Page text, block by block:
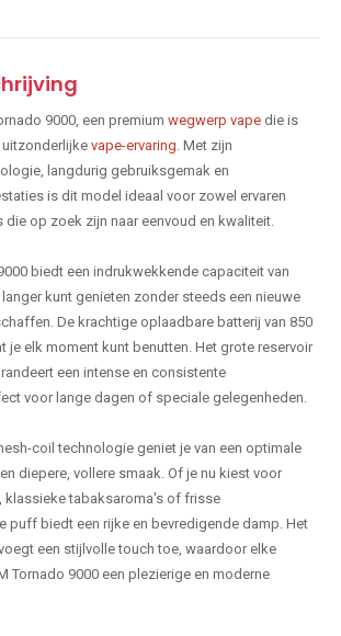
9000, een premium wegwerp vape die is
vape-ervaring . Met zijn
langdurig gebruiksgemak en
is dit model ideaal voor zowel ervaren
die op zoek zijn naar eenvoud en kwaliteit.
biedt een indrukwekkende capaciteit van
kunt genieten zonder steeds een nieuwe
De krachtige oplaadbare batterij van 850
je elk moment kunt benutten. Het grote reservoir
een intense en consistente
voor lange dagen of speciale gelegenheden.
coil technologie geniet je van een optimale
diepere, vollere smaak. Of je nu kiest voor
klassieke tabaksaroma's of frisse
puff biedt een rijke en bevredigende damp. Het
een stijlvolle touch toe, waardoor elke
Tornado 9000 een plezierige en moderne